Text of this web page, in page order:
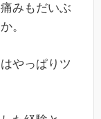
みもだいぶ
。
やっぱりツ